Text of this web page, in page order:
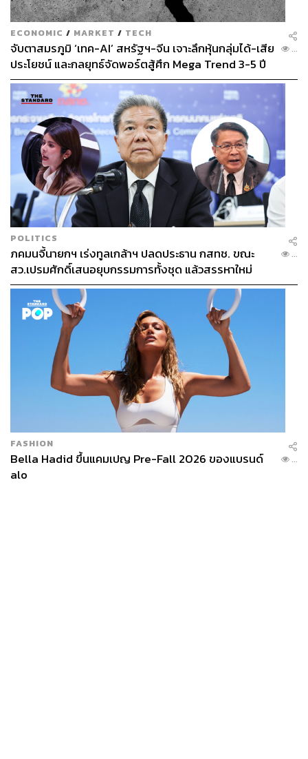
หากกระดอนเลยกรอบหรืออัดกับกระจกเลยถือว่า Fault หาก
เสิร์ฟลูกเสียติดกันสองรอบ จะถือเป็น Double Fault อีกฝ่ายจะ
ได้แต้มทันที ซึ่งผู้เสิร์ฟจะถูกกำหนดเป็นคนเดิมจนกว่าจะจบ 1
เกม และจะมีการสลับกันเสิร์ฟแบบ Tennis
ECONOMIC / MARKET / TECH
จับตาสมรภูมิ ‘เทค-AI’ สหรัฐฯ-จีน เจาะลึกหุ้นกลุ่มได้-เสีย
ประโยชน์ และกลยุทธ์จัดพอร์ตสู้ศึก Mega Trend 3-5 ปี
ข้างหน้า
...
POLITICS
ภคมนจี้นายกฯ เร่งทูลเกล้าฯ ปลดประธาน กสทช. ขณะ
สว.เปรมศักดิ์เสนอยุบกรรมการทั้งชุด แล้วสรรหาใหม่
...
FASHION
Bella Hadid ขึ้นแคมเปญ Pre-Fall 2026 ของแบรนด์
alo
...